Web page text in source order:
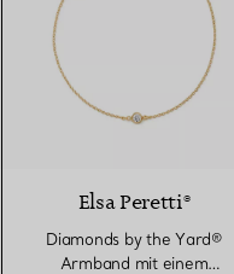
Elsa Peretti®
Diamonds by the Yard®
Armband mit einem